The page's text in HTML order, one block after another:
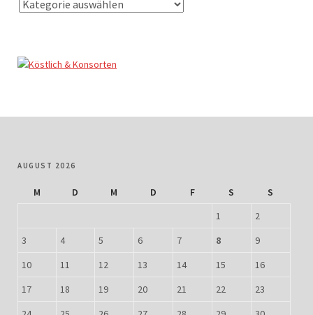
AUGUST 2026
M D M D F S
S
1
2
3
4 5 6 7 8
9
10
11 12 13 14 15
16
17
18 19 20 21 22
23